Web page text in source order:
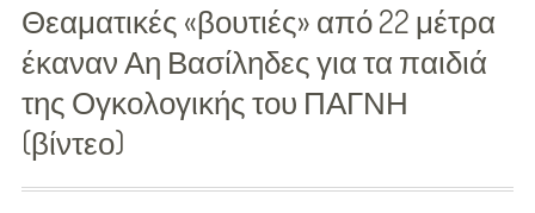
Παιδικό Πάρτι
Παιδικό Παιχνίδι
Μουσική
Θεαματικές «βουτιές» από 22 μέτρα
έκαναν Αη Βασίληδες για τα παιδιά
της Ογκολογικής του ΠΑΓΝΗ
(βίντεο)